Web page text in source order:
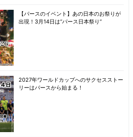
【パースのイベント】あの日本のお祭りが
出現！3月14日は“パース日本祭り”
2027年ワールドカップへのサクセスストー
リーはパースから始まる！